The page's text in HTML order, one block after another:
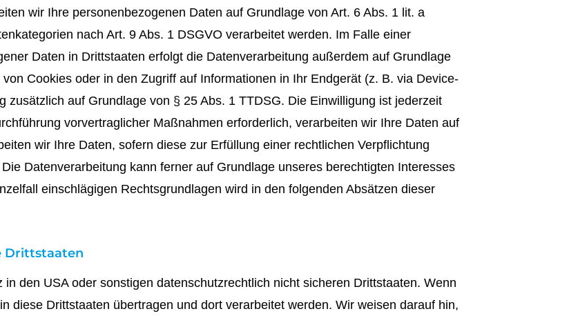
wir Ihre personenbezogenen Daten auf Grundlage von Art. 6 Abs. 1 lit. a
nach Art. 9 Abs. 1 DSGVO verarbeitet werden. Im Falle einer
Daten in Drittstaaten erfolgt die Datenverarbeitung außerdem auf Grundlage
Cookies oder in den Zugriff auf Informationen in Ihr Endgerät (z. B. via Device-
auf Grundlage von § 25 Abs. 1 TTDSG. Die Einwilligung ist jederzeit
vorvertraglicher Maßnahmen erforderlich, verarbeiten wir Ihre Daten auf
wir Ihre Daten, sofern diese zur Erfüllung einer rechtlichen Verpflichtung
Datenverarbeitung kann ferner auf Grundlage unseres berechtigten Interesses
einschlägigen Rechtsgrundlagen wird in den folgenden Absätzen dieser
Drittstaaten
den USA oder sonstigen datenschutzrechtlich nicht sicheren Drittstaaten. Wenn
diese Drittstaaten übertragen und dort verarbeitet werden. Wir weisen darauf hin,